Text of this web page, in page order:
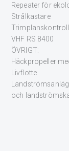
Repeater för
Strålkastare
VHF RS 8400
ÖVRIGT:
Häckpropeller
Livflotte
och